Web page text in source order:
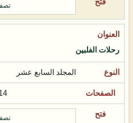
رحلات الفلبين
المجلد السابع عشر